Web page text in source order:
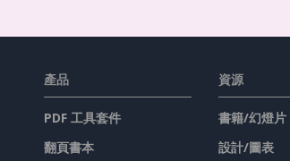
產品
PDF 工具套件
翻頁書本
資源
書籍/幻燈片
設計/圖表